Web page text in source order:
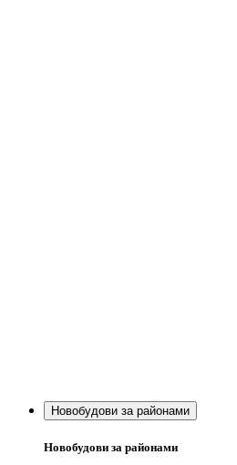
Новобудови за районами
Новобудови за районами